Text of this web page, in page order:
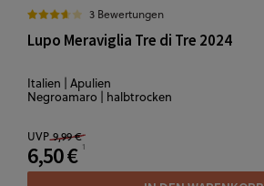
3 Bewertungen
Lupo Meraviglia Tre di Tre 2024
Italien | Apulien
Negroamaro | halbtrocken
UVP 9,99 €
6,50 €